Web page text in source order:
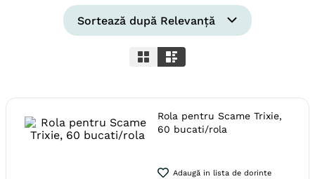
hrana uscata câini
10. recompense caini
Sortează după Relevanță
Rola pentru Scame Trixie,
60 bucati/rola
Adaugă in lista de dorinte